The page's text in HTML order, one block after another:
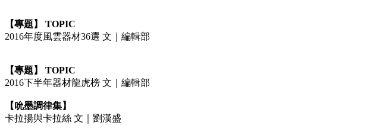
【專題】 TOPIC
2016年度風雲器材36選 文｜編輯部
【專題】 TOPIC
2016下半年器材龍虎榜 文｜編輯部
【吮墨調律集】
卡拉揚與卡拉絲 文｜劉漢盛